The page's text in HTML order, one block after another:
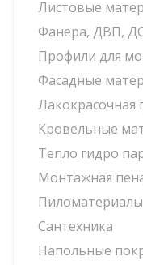
Листовые
Фанера, ДВП,
Профили для
Фасадные
Лакокрасочная
Кровельные
Тепло гидро
Монтажная
Пиломатериалы
Сантехника
Напольные